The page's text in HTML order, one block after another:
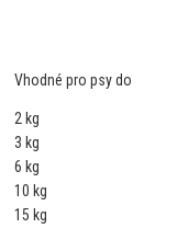
Vhodné pro psy do
2 kg
3 kg
6 kg
10 kg
15 kg